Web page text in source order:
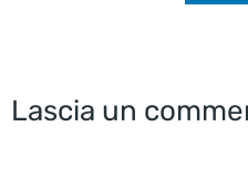
Lascia un